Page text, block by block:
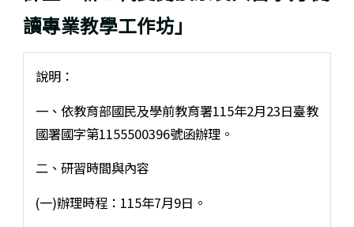
讀專業教學工作坊」
說明：
一、依教育部國民及學前教育署115年2月23日臺教
國署國字第1155500396號函辦理。
二、研習時間與內容
(一)辦理時程：115年7月9日。